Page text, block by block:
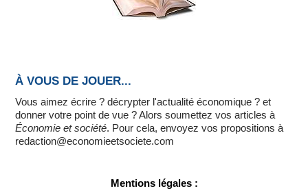
À VOUS DE JOUER...
Vous aimez écrire ? décrypter l'actualité économique ? et
donner votre point de vue ? Alors soumettez vos articles à
Économie et société. Pour cela, envoyez vos propositions à
redaction@economieetsociete.com
Mentions légales :